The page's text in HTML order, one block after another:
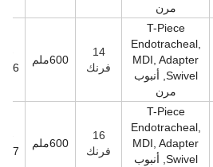
مرن
T-Piece
Endotracheal,
MDI, Adapter
Swivel, أنبوب
مرن
14
فرنك
600ملم
T-Piece
Endotracheal,
MDI, Adapter
Swivel, أنبوب
16
فرنك
600ملم